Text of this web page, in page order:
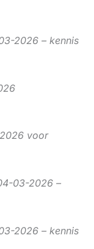
2026 – kennis
voor
03-2026 –
2026 – kennis